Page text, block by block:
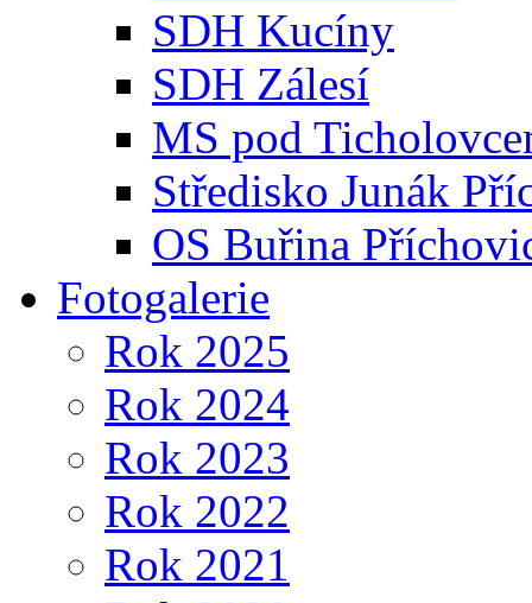
SDH Kucíny
SDH Zálesí
MS pod
Středisko Junák
OS Buřina
Fotogalerie
Rok 2025
Rok 2024
Rok 2023
Rok 2022
Rok 2021